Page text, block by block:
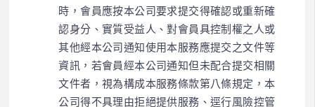
時，會員應按本公司要求提交得確認或重新確
認身分、實質受益人、對會員具控制權之人或
其他經本公司通知使用本服務應提交之文件等
資訊，若會員經本公司通知但未配合提交相關
文件者，視為構成本服務條款第八條規定，本
公司得不具理由拒絕提供服務、逕行風險控管